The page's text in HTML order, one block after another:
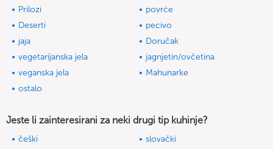
Prilozi
povrće
Deserti
pecivo
jaja
Doručak
vegetarijanska jela
jagnjetin/ovčetina
veganska jela
Mahunarke
ostalo
Jeste li zainteresirani za neki drugi tip kuhinje?
češki
slovački